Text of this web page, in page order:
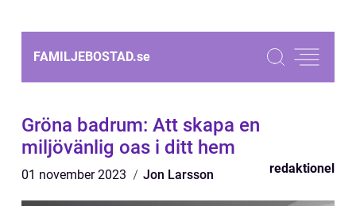
FAMILJEBOSTAD.se
Gröna badrum: Att skapa en
miljövänlig oas i ditt hem
01 november 2023 Jon Larsson redaktionel